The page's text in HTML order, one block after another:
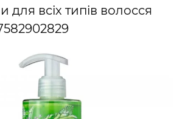
для всіх типів волосся